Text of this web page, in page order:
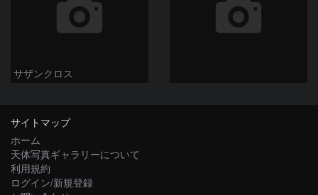
サザンクロス
サイトマップ
ホーム
天体写真ギャラリーについて
利用規約
ログイン/新規登録